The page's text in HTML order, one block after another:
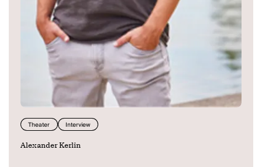
Theater Interview
Alexander Kerlin